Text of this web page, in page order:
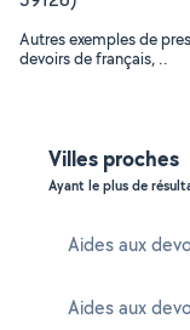
Autres exemples de
devoirs de français, ..
Villes proches
Ayant le plus de
Aides aux
Aides aux